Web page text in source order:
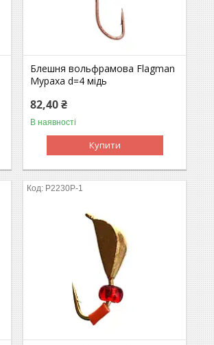
Блешня вольфрамова Flagman
Мураха d=4 мідь
82,40 ₴
В наявності
Купити
P2230P-1